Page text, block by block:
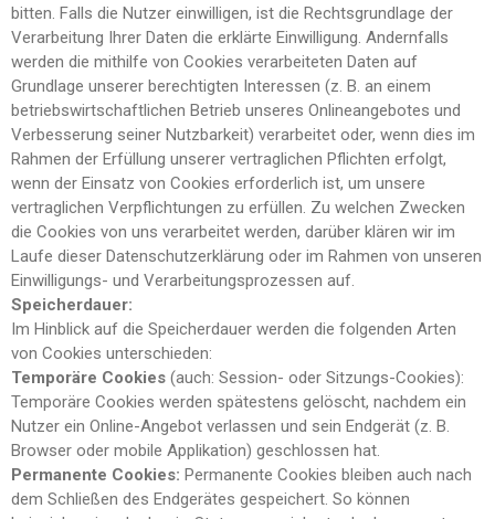
bitten. Falls die Nutzer einwilligen, ist die Rechtsgrundlage der
Verarbeitung Ihrer Daten die erklärte Einwilligung. Andernfalls
werden die mithilfe von Cookies verarbeiteten Daten auf
Grundlage unserer berechtigten Interessen (z. B. an einem
betriebswirtschaftlichen Betrieb unseres Onlineangebotes und
Verbesserung seiner Nutzbarkeit) verarbeitet oder, wenn dies im
Rahmen der Erfüllung unserer vertraglichen Pflichten erfolgt,
wenn der Einsatz von Cookies erforderlich ist, um unsere
vertraglichen Verpflichtungen zu erfüllen. Zu welchen Zwecken
die Cookies von uns verarbeitet werden, darüber klären wir im
Laufe dieser Datenschutzerklärung oder im Rahmen von unseren
Einwilligungs- und Verarbeitungsprozessen auf.
Speicherdauer:
Im Hinblick auf die Speicherdauer werden die folgenden Arten
von Cookies unterschieden:
Temporäre Cookies (auch: Session- oder Sitzungs-Cookies):
Temporäre Cookies werden spätestens gelöscht, nachdem ein
Nutzer ein Online-Angebot verlassen und sein Endgerät (z. B.
Browser oder mobile Applikation) geschlossen hat.
Permanente Cookies: Permanente Cookies bleiben auch nach
dem Schließen des Endgerätes gespeichert. So können